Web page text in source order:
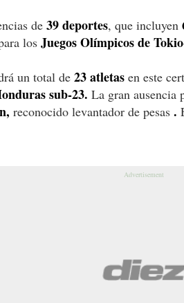
de 39 deportes, que incluyen
los Juegos Olímpicos de
un total de 23 atletas en este
sub-23. La gran ausencia
reconocido levantador de pesas .